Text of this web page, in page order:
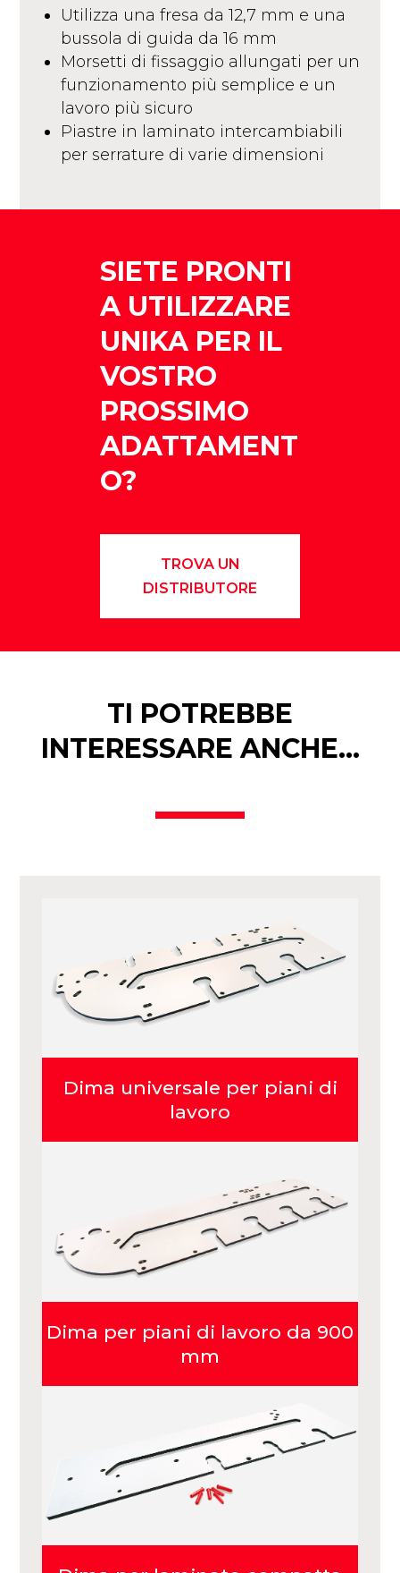
Utilizza una fresa da 12,7 mm e una
bussola di guida da 16 mm
Morsetti di fissaggio allungati per un
funzionamento più semplice e un
lavoro più sicuro
Piastre in laminato intercambiabili
per serrature di varie dimensioni
SIETE PRONTI
A UTILIZZARE
UNIKA PER IL
VOSTRO
PROSSIMO
ADATTAMENT
O?
TROVA UN
DISTRIBUTORE
TI POTREBBE
INTERESSARE ANCHE…
Dima universale per piani di
lavoro
Dima per piani di lavoro da 900
mm